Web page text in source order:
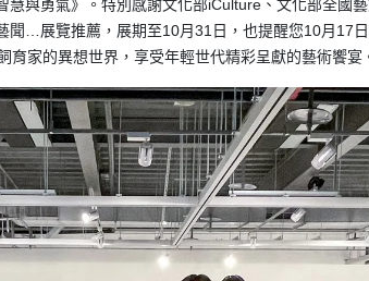
慧與勇氣》。特別感謝文化部iCulture、文化部全國
聞…展覽推薦，展期至10月31日，也提醒您10月17
家的異想世界，享受年輕世代精彩呈獻的藝術饗宴